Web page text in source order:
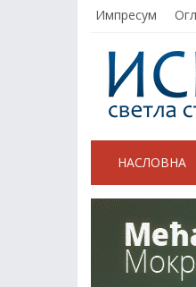
Импресум
НАСЛОВНА